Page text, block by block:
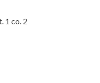
1 co. 2